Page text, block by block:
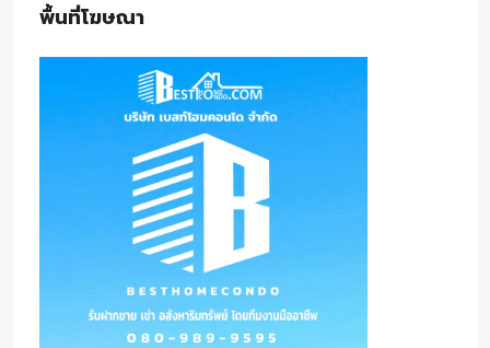
พื้นที่โฆษณา